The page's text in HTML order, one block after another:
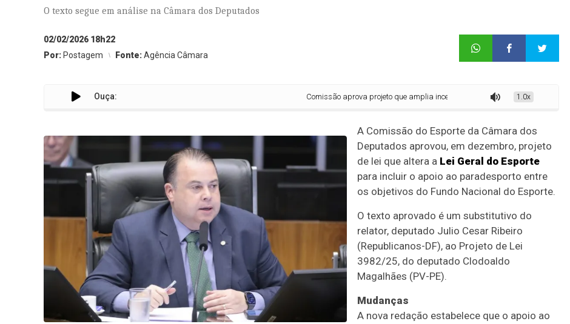
O texto segue em análise na Câmara dos Deputados
02/02/2026 18h22
Por: Postagem Fonte:Agência Câmara
Ouça: Comissão aprova projeto que amplia incentivos ao paradesporto na Lei Geral do Esporte
1.0x
A Comissão do Esporte da Câmara dos
Deputados aprovou, em dezembro, projeto
de lei que altera a Lei Geral do Esporte
para incluir o apoio ao paradesporto entre
os objetivos do Fundo Nacional do Esporte.
O texto aprovado é um substitutivo do
relator, deputado Julio Cesar Ribeiro
(Republicanos-DF), ao Projeto de Lei
3982/25, do deputado Clodoaldo
Magalhães (PV-PE).
Mudanças
A nova redação estabelece que o apoio ao